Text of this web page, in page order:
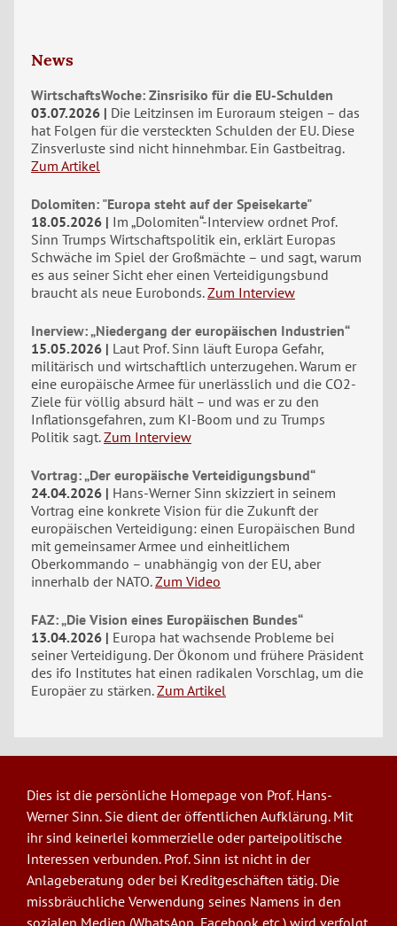
News
WirtschaftsWoche: Zinsrisiko für die EU-Schulden
03.07.2026
Die Leitzinsen im Euroraum steigen – das
hat Folgen für die versteckten Schulden der EU. Diese
Zinsverluste sind nicht hinnehmbar. Ein Gastbeitrag.
Zum Artikel
Dolomiten: "Europa steht auf der Speisekarte"
18.05.2026
Im „Dolomiten“-Interview ordnet Prof.
Sinn Trumps Wirtschaftspolitik ein, erklärt Europas
Schwäche im Spiel der Großmächte – und sagt, warum
es aus seiner Sicht eher einen Verteidigungsbund
braucht als neue Eurobonds. Zum Interview
Inerview: „Niedergang der europäischen Industrien“
15.05.2026
Laut Prof. Sinn läuft Europa Gefahr,
militärisch und wirtschaftlich unterzugehen. Warum er
eine europäische Armee für unerlässlich und die CO2-
Ziele für völlig absurd hält – und was er zu den
Inflationsgefahren, zum KI-Boom und zu Trumps
Politik sagt. Zum Interview
Vortrag: „Der europäische Verteidigungsbund“
24.04.2026
Hans-Werner Sinn skizziert in seinem
Vortrag eine konkrete Vision für die Zukunft der
europäischen Verteidigung: einen Europäischen Bund
mit gemeinsamer Armee und einheitlichem
Oberkommando – unabhängig von der EU, aber
innerhalb der NATO. Zum Video
FAZ: „Die Vision eines Europäischen Bundes“
13.04.2026
Europa hat wachsende Probleme bei
seiner Verteidigung. Der Ökonom und frühere Präsident
des ifo Institutes hat einen radikalen Vorschlag, um die
Europäer zu stärken. Zum Artikel
Dies ist die persönliche Homepage von Prof. Hans-
Werner Sinn. Sie dient der öffentlichen Aufklärung. Mit
ihr sind keinerlei kommerzielle oder parteipolitische
Interessen verbunden. Prof. Sinn ist nicht in der
Anlageberatung oder bei Kreditgeschäften tätig. Die
missbräuchliche Verwendung seines Namens in den
sozialen Medien (WhatsApp, Facebook etc.) wird verfolgt.